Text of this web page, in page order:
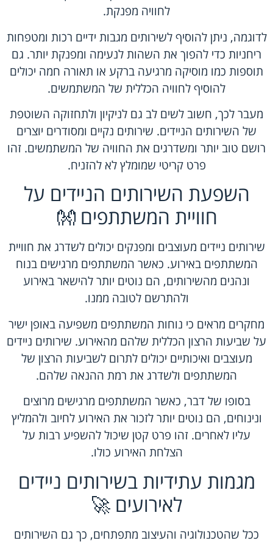
לחוויה מפנקת.
לדוגמה, ניתן להוסיף לשירותים מגבות ידיים רכות ומטפחות
ריחניות כדי להפוך את השהות לנעימה ומפנקת יותר. גם
תוספות כמו מוסיקה מרגיעה ברקע או תאורה חמה יכולים
להוסיף לחוויה הכללית של המשתמשים.
מעבר לכך, חשוב לשים לב גם לניקיון ולתחזוקה השוטפת
של השירותים הניידים. שירותים נקיים ומסודרים יוצרים
רושם טוב יותר ומשדרגים את החוויה של המשתמשים. זהו
פרט קריטי שמומלץ לא להזניח.
השפעת השירותים הניידים על
חוויית המשתתפים 👐
שירותים ניידים מעוצבים ומפנקים יכולים לשדרג את חוויית
המשתתפים באירוע. כאשר המשתתפים מרגישים בנוח
ונהנים מהשירותים, הם נוטים יותר להישאר באירוע
ולהתרשם לטובה ממנו.
מחקרים מראים כי נוחות המשתתפים משפיעה באופן ישיר
על שביעות הרצון הכללית שלהם מהאירוע. שירותים ניידים
מעוצבים ואיכותיים יכולים לתרום לשביעות הרצון של
המשתתפים ולשדרג את רמת ההנאה שלהם.
בסופו של דבר, כאשר המשתתפים מרגישים מרוצים
ונינוחים, הם נוטים יותר לזכור את האירוע לחיוב ולהמליץ
עליו לאחרים. זהו פרט קטן שיכול להשפיע רבות על
הצלחת האירוע כולו.
מגמות עתידיות בשירותים ניידים
לאירועים 🚀
ככל שהטכנולוגיה והעיצוב מתפתחים, כך גם השירותים